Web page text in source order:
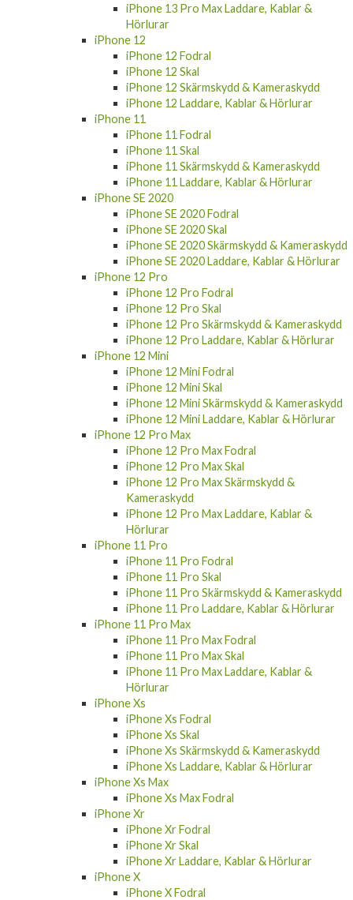
iPhone 13 Pro Max Laddare, Kablar &
Hörlurar
iPhone 12
iPhone 12 Fodral
iPhone 12 Skal
iPhone 12 Skärmskydd & Kameraskydd
iPhone 12 Laddare, Kablar & Hörlurar
iPhone 11
iPhone 11 Fodral
iPhone 11 Skal
iPhone 11 Skärmskydd & Kameraskydd
iPhone 11 Laddare, Kablar & Hörlurar
iPhone SE 2020
iPhone SE 2020 Fodral
iPhone SE 2020 Skal
iPhone SE 2020 Skärmskydd & Kameraskydd
iPhone SE 2020 Laddare, Kablar & Hörlurar
iPhone 12 Pro
iPhone 12 Pro Fodral
iPhone 12 Pro Skal
iPhone 12 Pro Skärmskydd & Kameraskydd
iPhone 12 Pro Laddare, Kablar & Hörlurar
iPhone 12 Mini
iPhone 12 Mini Fodral
iPhone 12 Mini Skal
iPhone 12 Mini Skärmskydd & Kameraskydd
iPhone 12 Mini Laddare, Kablar & Hörlurar
iPhone 12 Pro Max
iPhone 12 Pro Max Fodral
iPhone 12 Pro Max Skal
iPhone 12 Pro Max Skärmskydd &
Kameraskydd
iPhone 12 Pro Max Laddare, Kablar &
Hörlurar
iPhone 11 Pro
iPhone 11 Pro Fodral
iPhone 11 Pro Skal
iPhone 11 Pro Skärmskydd & Kameraskydd
iPhone 11 Pro Laddare, Kablar & Hörlurar
iPhone 11 Pro Max
iPhone 11 Pro Max Fodral
iPhone 11 Pro Max Skal
iPhone 11 Pro Max Laddare, Kablar &
Hörlurar
iPhone Xs
iPhone Xs Fodral
iPhone Xs Skal
iPhone Xs Skärmskydd & Kameraskydd
iPhone Xs Laddare, Kablar & Hörlurar
iPhone Xs Max
iPhone Xs Max Fodral
iPhone Xr
iPhone Xr Fodral
iPhone Xr Skal
iPhone Xr Laddare, Kablar & Hörlurar
iPhone X
iPhone X Fodral